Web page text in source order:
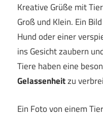
Kreative Grüße mit
Groß und Klein. Ein
Hund oder einer
ins Gesicht zaubern
Tiere haben eine
Gelassenheitzu
Ein Foto von einem